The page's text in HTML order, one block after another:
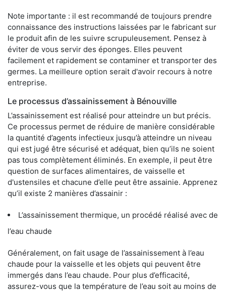
Note importante : il est recommandé de toujours prendre
connaissance des instructions laissées par le fabricant sur
le produit afin de les suivre scrupuleusement. Pensez à
éviter de vous servir des éponges. Elles peuvent
facilement et rapidement se contaminer et transporter des
germes. La meilleure option serait d'avoir recours à notre
entreprise.
Le processus d’assainissement à Bénouville
L’assainissement est réalisé pour atteindre un but précis.
Ce processus permet de réduire de manière considérable
la quantité d’agents infectieux jusqu’à atteindre un niveau
qui est jugé être sécurisé et adéquat, bien qu’ils ne soient
pas tous complètement éliminés. En exemple, il peut être
question de surfaces alimentaires, de vaisselle et
d'ustensiles et chacune d’elle peut être assainie. Apprenez
qu’il existe 2 manières d’assainir :
L’assainissement thermique, un procédé réalisé avec de
l’eau chaude
Généralement, on fait usage de l’assainissement à l’eau
chaude pour la vaisselle et les objets qui peuvent être
immergés dans l’eau chaude. Pour plus d’efficacité,
assurez-vous que la température de l’eau soit au moins de